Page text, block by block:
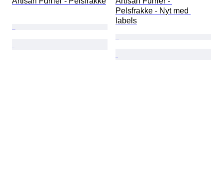
Pelsfrakke - Nyt med
labels